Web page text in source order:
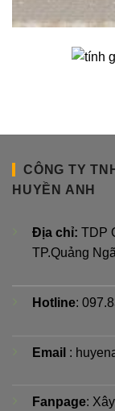
CÔNG TY
HUYỀN ANH
Địa chỉ: TDP
TP.Quảng
Hotline:
Email :
Fanpage: